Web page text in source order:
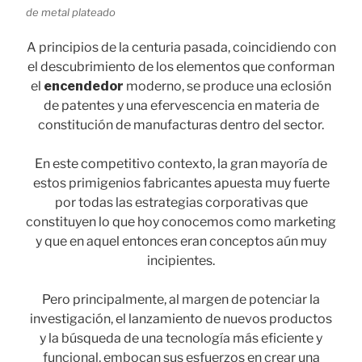
de metal plateado
A principios de la centuria pasada, coincidiendo con
el descubrimiento de los elementos que conforman
el encendedor moderno, se produce una eclosión
de patentes y una efervescencia en materia de
constitución de manufacturas dentro del sector.
En este competitivo contexto, la gran mayoría de
estos primigenios fabricantes apuesta muy fuerte
por todas las estrategias corporativas que
constituyen lo que hoy conocemos como marketing
y que en aquel entonces eran conceptos aún muy
incipientes.
Pero principalmente, al margen de potenciar la
investigación, el lanzamiento de nuevos productos
y la búsqueda de una tecnología más eficiente y
funcional, embocan sus esfuerzos en crear una